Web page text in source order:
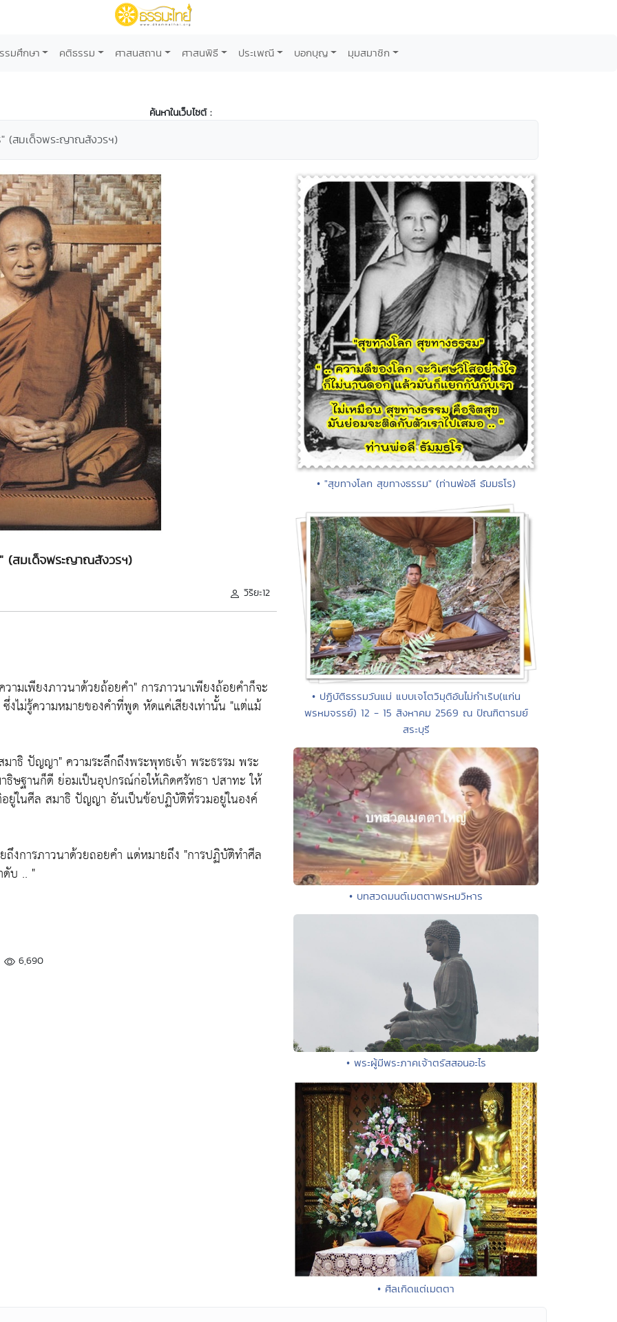
รมศึกษา คติธรรม ศาสนสถาน ศาสนพิธี ประเพณี บอกบุญ มุมสมาชิก
ค้นหาในเว็บไซต์ :
" (สมเด็จพระญาณสังวรฯ)
(สมเด็จพระญาณสังวรฯ)
วิริยะ12
วามเพียงภาวนาด้วยถ้อยคำ" การภาวนาเพียงถ้อยคำก็จะ
ไม่รู้ความหมายของคำที่พูด หัดแค่เสียงเท่านั้น "แต่แม้
มาธิ ปัญญา"ความระลึกถึงพระพุทธเจ้า พระธรรม พระ
ษฐานก็ดี ย่อมเป็นอุปกรณ์ก่อให้เกิดศรัทธา ปสาทะ ให้
ยู่ในศีล สมาธิ ปัญญา อันเป็นข้อปฏิบัติที่รวมอยู่ในองค์
ถึงการภาวนาด้วยถอยคำ แด่หมายถึง "การปฏิบัติทำศีล
ดับ .. "
6,690
• "สุขทางโลก สุขทางธรรม" (ท่านพ่อลี ธัมมธโร)
• ปฏิบัติธรรมวันแม่ แบบเจโตวิมุติอันไม่กำเริบ(แก่น
พรหมจรรย์) 12 - 15 สิงหาคม 2569 ณ ปัณฑิตารมย์
สระบุรี
• บทสวดมนต์เมตตาพรหมวิหาร
• พระผู้มีพระภาคเจ้าตรัสสอนอะไร
• ศีลเกิดแต่เมตตา